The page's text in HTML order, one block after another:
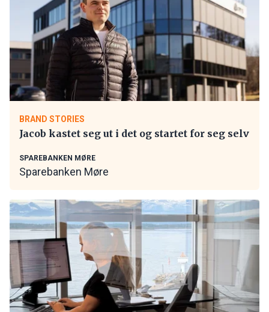
BRAND STORIES
Jacob kastet seg ut i det og startet for seg selv
SPAREBANKEN MØRE
Sparebanken Møre